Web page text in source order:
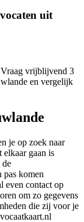
uit
Vraag vrijblijvend 3
en vergelijk
je op zoek naar
elkaar gaan is
de
pas komen
even contact op
om zo gegevens
die zij voor je